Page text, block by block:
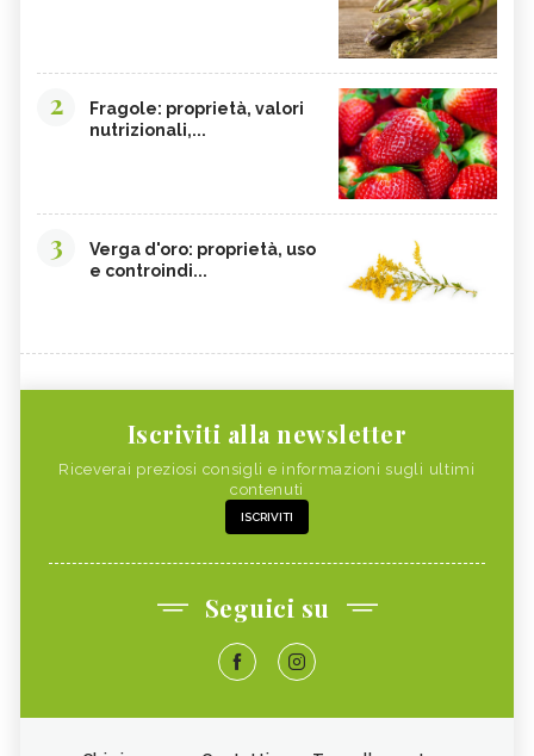
2
Fragole: proprietà, valori
nutrizionali,...
3
Verga d'oro: proprietà, uso
e controindi...
Iscriviti alla newsletter
Riceverai preziosi consigli e informazioni sugli ultimi
contenuti
ISCRIVITI
Seguici su